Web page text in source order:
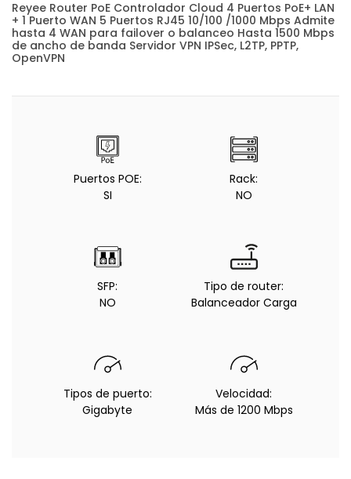
Reyee Router PoE Controlador Cloud 4 Puertos PoE+ LAN
+ 1 Puerto WAN 5 Puertos RJ45 10/100 /1000 Mbps Admite
hasta 4 WAN para failover o balanceo Hasta 1500 Mbps
de ancho de banda Servidor VPN IPSec, L2TP, PPTP,
OpenVPN
Puertos POE:
SI
Rack:
NO
SFP:
NO
Tipo de router:
Balanceador Carga
Tipos de puerto:
Gigabyte
Velocidad:
Más de 1200 Mbps